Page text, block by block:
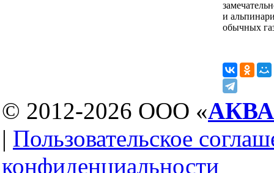
и
обычных
© 2012-2026 ООО «
| Пользовательское
конфиденциальности